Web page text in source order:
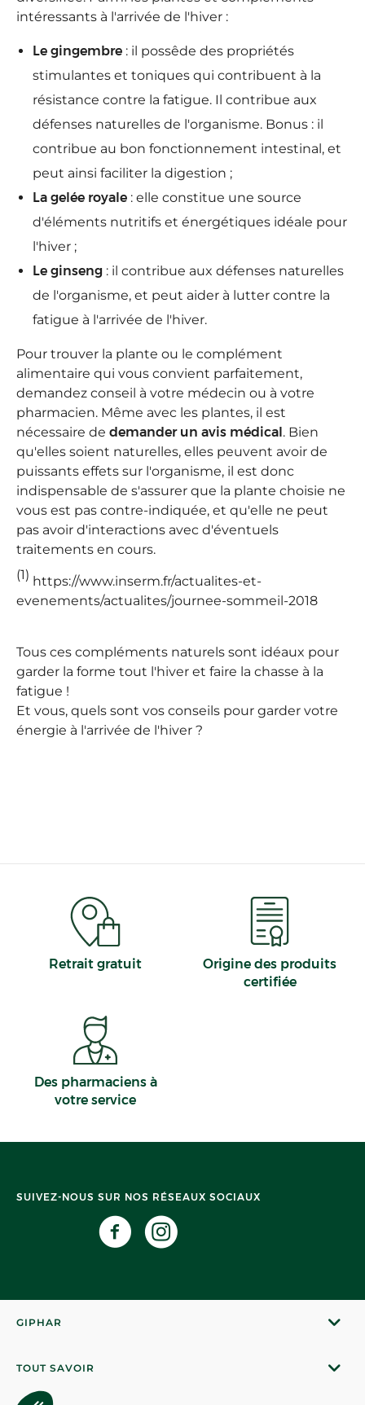
intéressants à l'arrivée de l'hiver :
Le gingembre : il possêde des propriétés
stimulantes et toniques qui contribuent à la
résistance contre la fatigue. Il contribue aux
défenses naturelles de l'organisme. Bonus : il
contribue au bon fonctionnement intestinal, et
peut ainsi faciliter la digestion ;
La gelée royale : elle constitue une source
d'éléments nutritifs et énergétiques idéale pour
l'hiver ;
Le ginseng : il contribue aux défenses naturelles
de l'organisme, et peut aider à lutter contre la
fatigue à l'arrivée de l'hiver.
Pour trouver la plante ou le complément
alimentaire qui vous convient parfaitement,
demandez conseil à votre médecin ou à votre
pharmacien. Même avec les plantes, il est
nécessaire de demander un avis médical. Bien
qu'elles soient naturelles, elles peuvent avoir de
puissants effets sur l'organisme, il est donc
indispensable de s'assurer que la plante choisie ne
vous est pas contre-indiquée, et qu'elle ne peut
pas avoir d'interactions avec d'éventuels
traitements en cours.
(1) https://www.inserm.fr/actualites-et-
evenements/actualites/journee-sommeil-2018
Tous ces compléments naturels sont idéaux pour
garder la forme tout l'hiver et faire la chasse à la
fatigue !
Et vous, quels sont vos conseils pour garder votre
énergie à l'arrivée de l'hiver ?
Retrait gratuit
Origine des produits
certifiée
Des pharmaciens à
votre service
SUIVEZ-NOUS SUR NOS RÉSEAUX SOCIAUX
GIPHAR
TOUT SAVOIR